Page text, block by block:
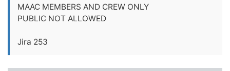
MAAC MEMBERS AND CREW ONLY
PUBLIC NOT ALLOWED
Jira 253